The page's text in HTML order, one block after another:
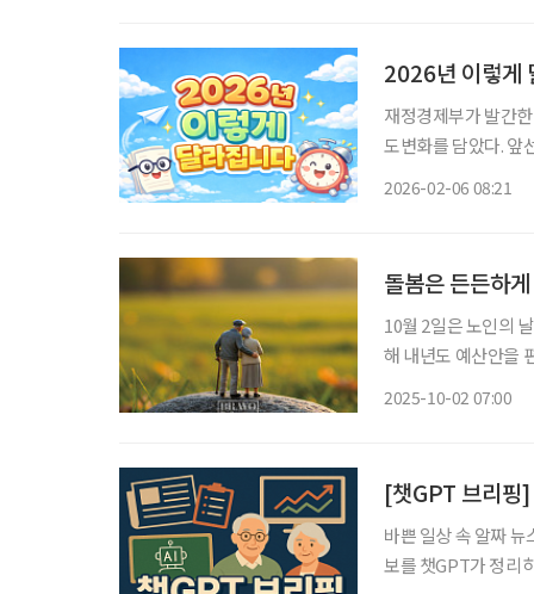
2026년 이렇게
재정경제부가 발간
도변화를 담았다. 앞
2026-02-06 08:21
돌봄은 든든하
10월 2일은 노인의
해 내년도 예산안을
2025-10-02 07:00
[챗GPT 브리핑
바쁜 일상 속 알짜
보를 챗GPT가 정리하고 편집